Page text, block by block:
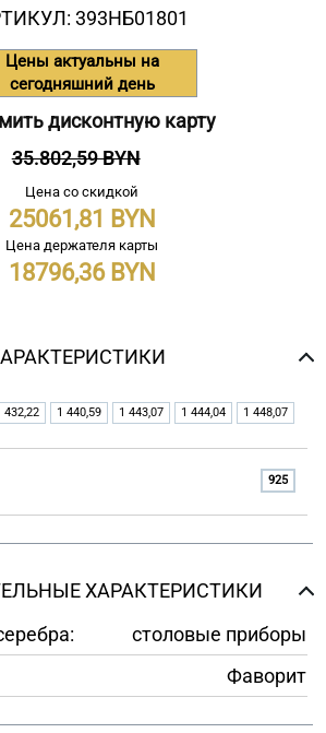
393НБ01801
Цены актуальны на
сегодняшний день
дисконтную карту
35.802,59 BYN
Цена со скидкой
25061,81
Цена держателя карты
18796,36
432,22 1 440,59 1 443,07 1 444,04 1 448,07
925
ХАРАКТЕРИСТИКИ
столовые приборы
Фаворит